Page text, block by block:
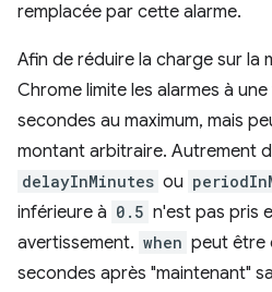
remplacée par cette alarme.
Afin de réduire la charge sur la
Chrome limite les alarmes à
secondes au maximum, mais
montant arbitraire. Autrement
delayInMinutes ou
inférieure à 0.5 n'est pas pris
avertissement. when peut être
secondes après "maintenant"